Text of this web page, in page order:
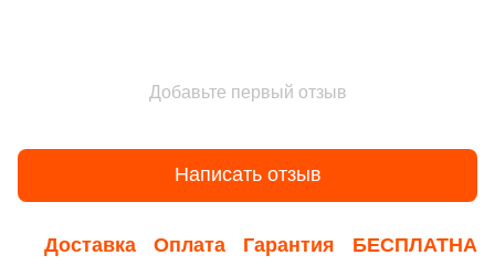
Добавьте первый отзыв
Написать отзыв
Доставка Оплата Гарантия